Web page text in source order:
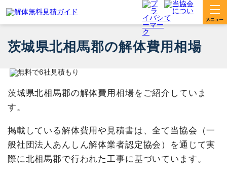
茨城県北相馬郡の解体費用相場
茨城県北相馬郡の解体費用相場をご紹介していま
す。
掲載している解体費用や見積書は、全て当協会（一
般社団法人あんしん解体業者認定協会）を通じて実
際に北相馬郡で行われた工事に基づいています。